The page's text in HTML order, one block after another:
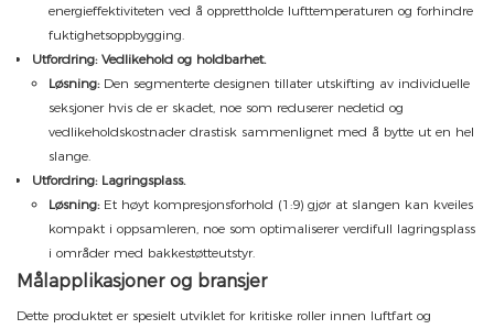
energieffektiviteten ved å opprettholde lufttemperaturen og forhindre
fuktighetsoppbygging.
Utfordring: Vedlikehold og holdbarhet.
Løsning:Den segmenterte designen tillater utskifting av individuelle
seksjoner hvis de er skadet, noe som reduserer nedetid og
vedlikeholdskostnader drastisk sammenlignet med å bytte ut en hel
slange.
Utfordring: Lagringsplass.
Løsning:Et høyt kompresjonsforhold (1:9) gjør at slangen kan kveiles
kompakt i oppsamleren, noe som optimaliserer verdifull lagringsplass
i områder med bakkestøtteutstyr.
Målapplikasjoner og bransjer
Dette produktet er spesielt utviklet for kritiske roller innen luftfart og